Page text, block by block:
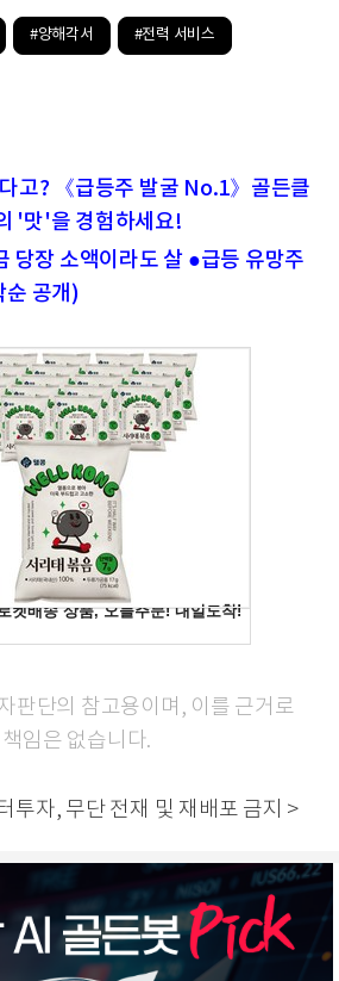
#양해각서 #전력 서비스
고? 《급등주 발굴 No.1》골든클
'맛'을 경험하세요!
장 소액이라도 살 ●급등 유망주
공개)
판단의 참고용이며, 이를 근거로
임은 없습니다.
투자, 무단 전재 및 재배포 금지 >